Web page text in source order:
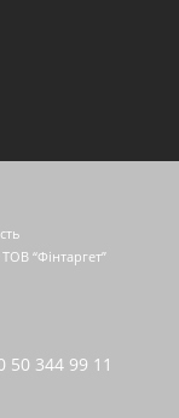
“Фінтаргет”
50 344 99 11